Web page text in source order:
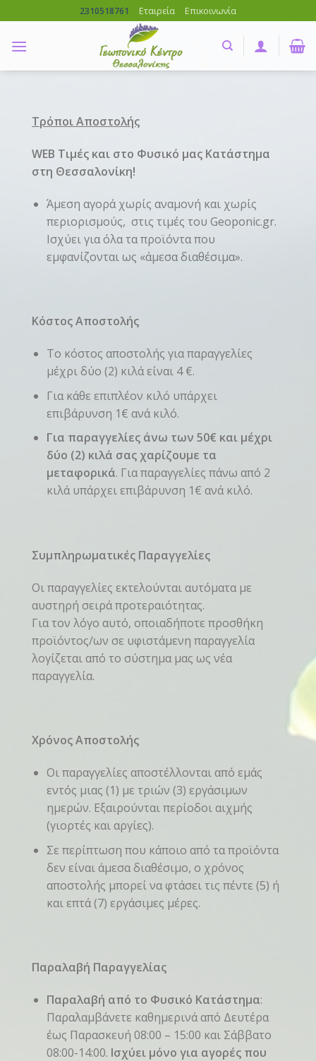
to
content
2310518761 Εταιρεία Επικοινωνία
Τρόποι Αποστολής
WEB Τιμές και στο Φυσικό μας Κατάστημα
στη Θεσσαλονίκη!
Άμεση αγορά χωρίς αναμονή και χωρίς
περιορισμούς, στις τιμές του Geoponic.gr.
Ισχύει για όλα τα προϊόντα που
εμφανίζονται ως «άμεσα διαθέσιμα».
Κόστος Αποστολής
Το κόστος αποστολής για παραγγελίες
μέχρι δύο (2) κιλά είναι 4 €.
Για κάθε επιπλέον κιλό υπάρχει
επιβάρυνση 1€ ανά κιλό.
Για παραγγελίες άνω των 50€ και μέχρι
δύο (2) κιλά σας χαρίζουμε τα
μεταφορικά. Για παραγγελίες πάνω από 2
κιλά υπάρχει επιβάρυνση 1€ ανά κιλό.
Συμπληρωματικές Παραγγελίες
Οι παραγγελίες εκτελούνται αυτόματα με
αυστηρή σειρά προτεραιότητας.
Για τον λόγο αυτό, οποιαδήποτε προσθήκη
προϊόντος/ων σε υφιστάμενη παραγγελία
λογίζεται από το σύστημα μας ως νέα
παραγγελία.
Χρόνος Αποστολής
Οι παραγγελίες αποστέλλονται από εμάς
εντός μιας (1) με τριών (3) εργάσιμων
ημερών. Εξαιρούνται περίοδοι αιχμής
(γιορτές και αργίες).
Σε περίπτωση που κάποιο από τα προϊόντα
δεν είναι άμεσα διαθέσιμο, ο χρόνος
αποστολής μπορεί να φτάσει τις πέντε (5) ή
και επτά (7) εργάσιμες μέρες.
Παραλαβή Παραγγελίας
Παραλαβή από το Φυσικό Κατάστημα:
Παραλαμβάνετε καθημερινά από Δευτέρα
έως Παρασκευή 08:00 – 15:00 και Σάββατο
08:00-14:00. Ισχύει μόνο για αγορές που